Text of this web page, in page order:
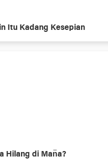
Itu Kadang Kesepian
Hilang di Man̈a?